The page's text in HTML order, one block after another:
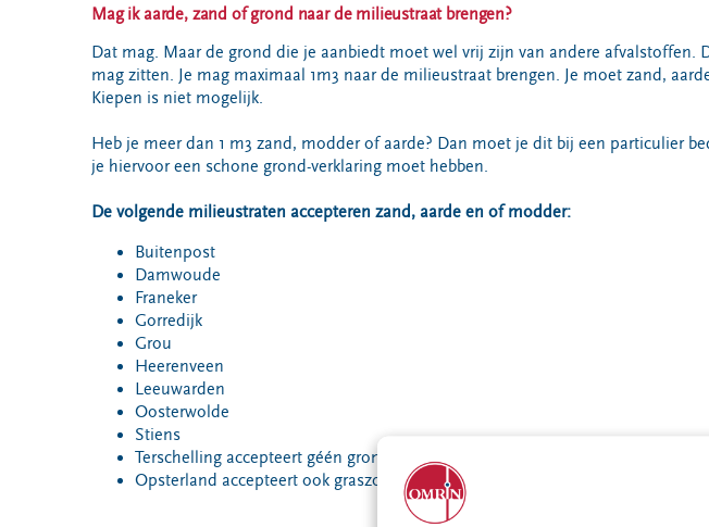
Milieupas
aanvragen
Kringloopspullen
Afval aanmelden
Bouwcontainer
Hier werken
we aan
Ecopark De
Wierde
Reststoffen
Energie
Projecten
VeeIgestelde
Pers
Locaties
Voor gemeentenVoor leveranciers en bezoekers
Mag ik aarde, zand of grond naar de milieustraat brengen?
Dat mag. Maar de grond die je aanbiedt moet wel vrij zijn van andere
mag zitten. Je mag maximaal 1m3 naar de milieustraat brengen. Je moet zand,
Kiepen is niet mogelijk.
Heb je meer dan 1 m3 zand, modder of aarde? Dan moet je dit bij een particulier
je hiervoor een schone grond-verklaring moet hebben.
De volgende milieustraten accepteren zand, aarde en of modder:
Buitenpost
Damwoude
Franeker
Gorredijk
Grou
Heerenveen
Leeuwarden
Oosterwolde
Stiens
Terschelling accepteert géén grond
Opsterland accepteert ook graszoden